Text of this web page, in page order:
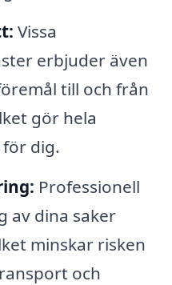
Vissa
erbjuder även
till och från
gör hela
dig.
Professionell
av dina saker
minskar risken
och